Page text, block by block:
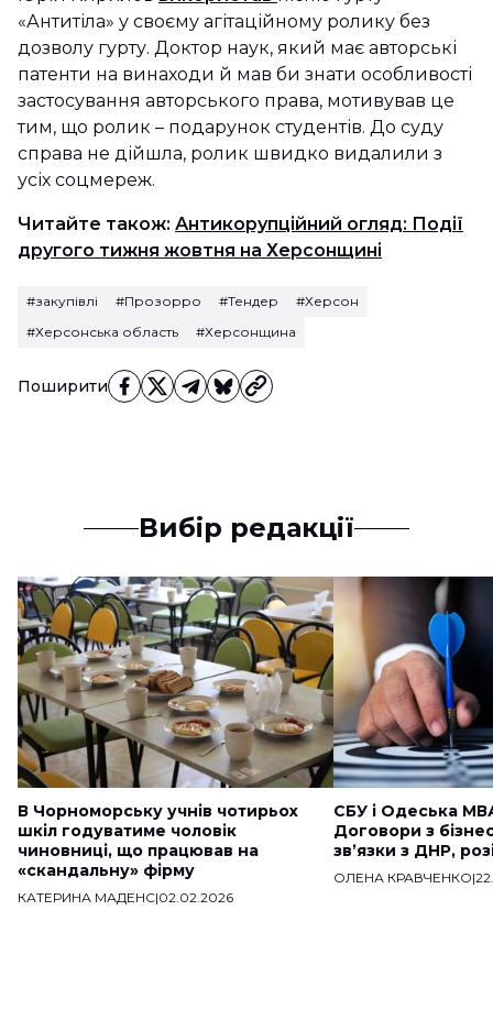
Поширити
«Антитіла» у своєму агітаційному ролику без
дозволу гурту. Доктор наук, який має авторські
патенти на винаходи й мав би знати особливості
застосування авторського права, мотивував це
тим, що ролик – подарунок студентів. До суду
справа не дійшла, ролик швидко видалили з
усіх соцмереж.
Читайте також: Антикорупційний огляд: Події
другого тижня жовтня на Херсонщині
#закупівлі #Прозорро #Тендер
#Херсон
#Херсонська область
#Херсонщина
Вибір редакції
В Чорноморську учнів чотирьох
шкіл годуватиме чоловік
чиновниці, що працював на
«скандальну» фірму
КАТЕРИНА МАДЕНС|02.02.2026
СБУ і Одеська
Договори з
звʼязки з ДНР,
ОЛЕНА КРАВЧЕНКО|